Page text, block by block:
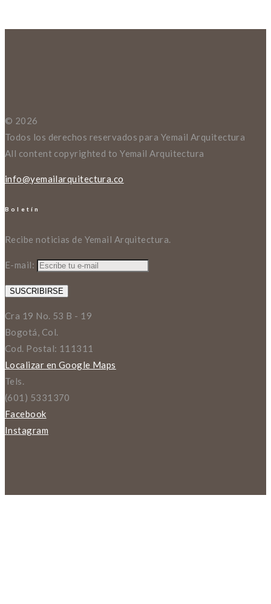
© 2026
Todos los derechos reservados para Yemail Arquitectura
All content copyrighted to Yemail Arquitectura
info@yemailarquitectura.co
Boletín
Recibe noticias de Yemail Arquitectura.
E-mail:
Cra 19 No. 53 B - 19
Bogotá, Col.
Cod. Postal: 111311
Localizar en Google Maps
Tels.
(601) 5331370
Facebook
Instagram